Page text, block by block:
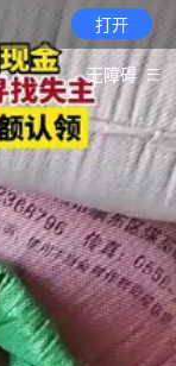
打开
无障碍